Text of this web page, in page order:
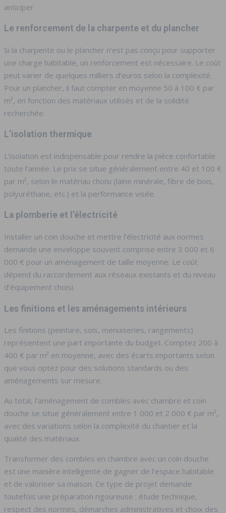
anticiper.
Le renforcement de la charpente et du plancher
Si la charpente ou le plancher n’est pas conçu pour supporter
une charge habitable, un renforcement est nécessaire. Le coût
peut varier de quelques milliers d’euros selon la complexité.
Pour un plancher, il faut compter en moyenne 50 à 100 € par
m², en fonction des matériaux utilisés et de la solidité
recherchée.
L’isolation thermique
L’isolation est indispensable pour rendre la pièce confortable
toute l’année. Le prix se situe généralement entre 40 et 100 €
par m², selon le matériau choisi (laine minérale, fibre de bois,
polyuréthane, etc.) et la performance visée.
La plomberie et l’électricité
Installer un coin douche et mettre l’électricité aux normes
demande une enveloppe souvent comprise entre 3 000 et 6
000 € pour un aménagement de taille moyenne. Le coût
dépend du raccordement aux réseaux existants et du niveau
d’équipement choisi.
Les finitions et les aménagements intérieurs
Les finitions (peinture, sols, menuiseries, rangements)
représentent une part importante du budget. Comptez 200 à
400 € par m² en moyenne, avec des écarts importants selon
que vous optez pour des solutions standards ou des
aménagements sur mesure.
Au total, l’aménagement de combles avec chambre et coin
douche se situe généralement entre 1 000 et 2 000 € par m²,
avec des variations selon la complexité du chantier et la
qualité des matériaux.
Transformer des combles en chambre avec un coin douche
est une manière intelligente de gagner de l’espace habitable
et de valoriser sa maison. Ce type de projet demande
toutefois une préparation rigoureuse : étude technique,
respect des normes, démarches administratives et choix des